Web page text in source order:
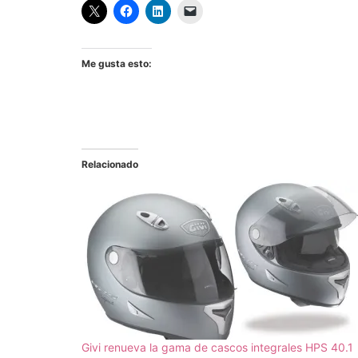
Me gusta esto:
Relacionado
Givi renueva la gama de cascos integrales HPS 40.1